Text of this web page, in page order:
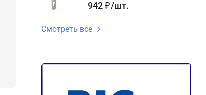
942 ₽/шт.
Смотреть все